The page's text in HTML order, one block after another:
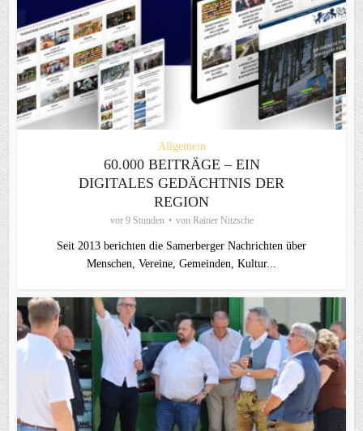
Allgemein
60.000 BEITRÄGE – EIN
DIGITALES GEDÄCHTNIS DER
REGION
vor 9 Stunden von Rainer Nitzsche
Seit 2013 berichten die Samerberger Nachrichten über
Menschen, Vereine, Gemeinden, Kultur...